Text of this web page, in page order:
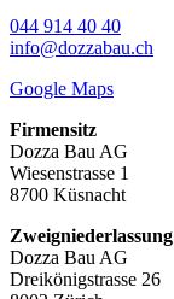
044 914 40 40
info@dozzabau.ch
Google Maps
Firmensitz
Dozza Bau AG
Wiesenstrasse 1
8700 Küsnacht
Zweigniederlassung
Dozza Bau AG
Dreikönigstrasse 26